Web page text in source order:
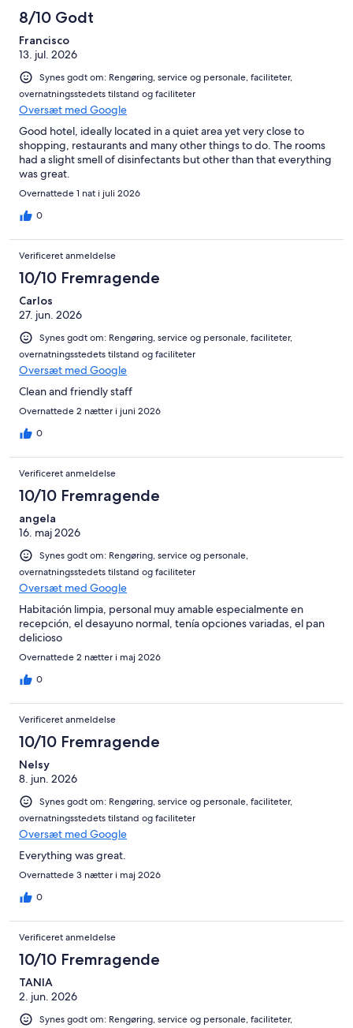
8/10 Godt
Francisco
13. jul. 2026
Synes godt om: Rengøring, service og personale, faciliteter,
overnatningsstedets tilstand og faciliteter
Oversæt med Google
Good hotel, ideally located in a quiet area yet very close to
shopping, restaurants and many other things to do. The rooms
had a slight smell of disinfectants but other than that everything
was great.
Overnattede 1 nat i juli 2026
0
Verificeret anmeldelse
10/10 Fremragende
Carlos
27. jun. 2026
Synes godt om: Rengøring, service og personale, faciliteter,
overnatningsstedets tilstand og faciliteter
Oversæt med Google
Clean and friendly staff
Overnattede 2 nætter i juni 2026
0
Verificeret anmeldelse
10/10 Fremragende
angela
16. maj 2026
Synes godt om: Rengøring, service og personale,
overnatningsstedets tilstand og faciliteter
Oversæt med Google
Habitación limpia, personal muy amable especialmente en
recepción, el desayuno normal, tenía opciones variadas, el pan
delicioso
Overnattede 2 nætter i maj 2026
0
Verificeret anmeldelse
10/10 Fremragende
Nelsy
8. jun. 2026
Synes godt om: Rengøring, service og personale, faciliteter,
overnatningsstedets tilstand og faciliteter
Oversæt med Google
Everything was great.
Overnattede 3 nætter i maj 2026
0
Verificeret anmeldelse
10/10 Fremragende
TANIA
2. jun. 2026
Synes godt om: Rengøring, service og personale, faciliteter,